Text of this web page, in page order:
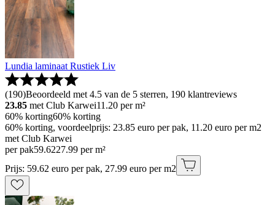
Lundia laminaat Rustiek Liv
(190)Beoordeeld met 4.5 van de 5 sterren, 190 klantreviews
23.85 met Club Karwei11.20 per m²
60% korting60% korting
60% korting, voordeelprijs: 23.85 euro per pak, 11.20 euro per m2
met Club Karwei
per pak59.6227.99 per m²
Prijs: 59.62 euro per pak, 27.99 euro per m2